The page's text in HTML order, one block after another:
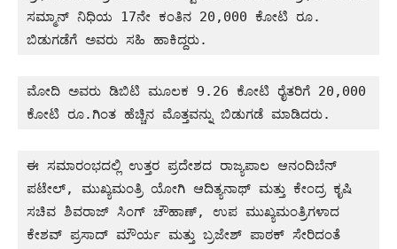
ಸಮ್ಮಾನ್ ನಿಧಿಯ 17ನೇ ಕಂತಿನ 20,000 ಕೋಟಿ ರೂ.
ಬಿಡುಗಡೆಗೆ ಅವರು ಸಹಿ ಹಾಕಿದ್ದರು.
ಮೋದಿ ಅವರು ಡಿಬಿಟಿ ಮೂಲಕ 9.26 ಕೋಟಿ ರೈತರಿಗೆ 20,000
ಕೋಟಿ ರೂ.ಗಿಂತ ಹೆಚ್ಚಿನ ಮೊತ್ತವನ್ನು ಬಿಡುಗಡೆ ಮಾಡಿದರು.
ಈ ಸಮಾರಂಭದಲ್ಲಿ ಉತ್ತರ ಪ್ರದೇಶದ ರಾಜ್ಯಪಾಲ ಆನಂದಿಬೆನ್
ಪಟೇಲ್, ಮುಖ್ಯಮಂತ್ರಿ ಯೋಗಿ ಆದಿತ್ಯನಾಥ್ ಮತ್ತು ಕೇಂದ್ರ ಕೃಷಿ
ಸಚಿವ ಶಿವರಾಜ್ ಸಿಂಗ್ ಚೌಹಾಣ್, ಉಪ ಮುಖ್ಯಮಂತ್ರಿಗಳಾದ
ಕೇಶವ್ ಪ್ರಸಾದ್ ಮೌರ್ಯ ಮತ್ತು ಬ್ರಜೇಶ್ ಪಾಠಕ್ ಸೇರಿದಂತೆ